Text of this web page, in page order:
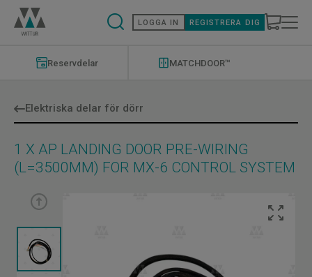
Hoppa
huvudinnehåll
LOGGA IN REGISTRERA DIG
Reservdelar MATCHDOOR™
Elektriska delar för dörr
1 X AP LANDING DOOR PRE-WIRING
(L=3500MM) FOR MX-6 CONTROL SYSTEM